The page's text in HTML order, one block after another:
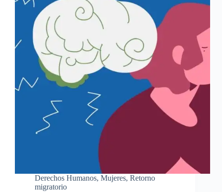
Derechos Humanos, Mujeres, Retorno
migratorio